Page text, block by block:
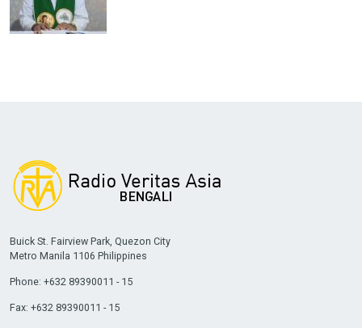
Buick St. Fairview Park, Quezon City
Metro Manila 1106 Philippines
Phone: +632 89390011 - 15
Fax: +632 89390011 - 15